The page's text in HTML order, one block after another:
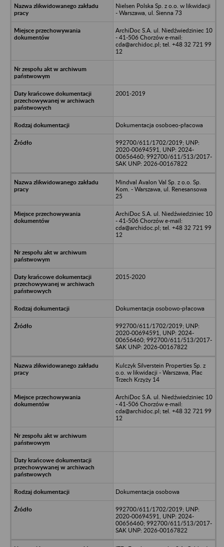
Nielsen Polska Sp. z o.o. w likwidacji
- Warszawa, ul. Sienna 73
ArchiDoc S.A. ul. Niedźwiedziniec 10
- 41-506 Chorzów e-mail:
cda@archidoc.pl; tel. +48 32 721 99
12
2001-2019
Dokumentacja osoboeo-płacowa
992700/611/1702/2019; UNP:
2020-00694591, UNP: 2024-
00656460; 992700/611/513/2017-
SAK UNP: 2026-00167822
Mindval Avalon Val Sp. z o.o. Sp.
Kom. - Warszawa, ul. Renesansowa
25
ArchiDoc S.A. ul. Niedźwiedziniec 10
- 41-506 Chorzów e-mail:
cda@archidoc.pl; tel. +48 32 721 99
12
2015-2020
Dokumentacja osobowo-płacowa
992700/611/1702/2019; UNP:
2020-00694591, UNP: 2024-
00656460; 992700/611/513/2017-
SAK UNP: 2026-00167822
Kulczyk Silverstein Properties Sp. z
o.o. w likwidacji - Warszawa, Plac
Trzech Krzyży 14
ArchiDoc S.A. ul. Niedźwiedziniec 10
- 41-506 Chorzów e-mail:
cda@archidoc.pl; tel. +48 32 721 99
12
Dokumentacja osobowa
992700/611/1702/2019; UNP:
2020-00694591, UNP: 2024-
00656460; 992700/611/513/2017-
SAK UNP: 2026-00167822